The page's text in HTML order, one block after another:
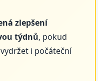
zlepšení
týdnů, pokud
i počáteční